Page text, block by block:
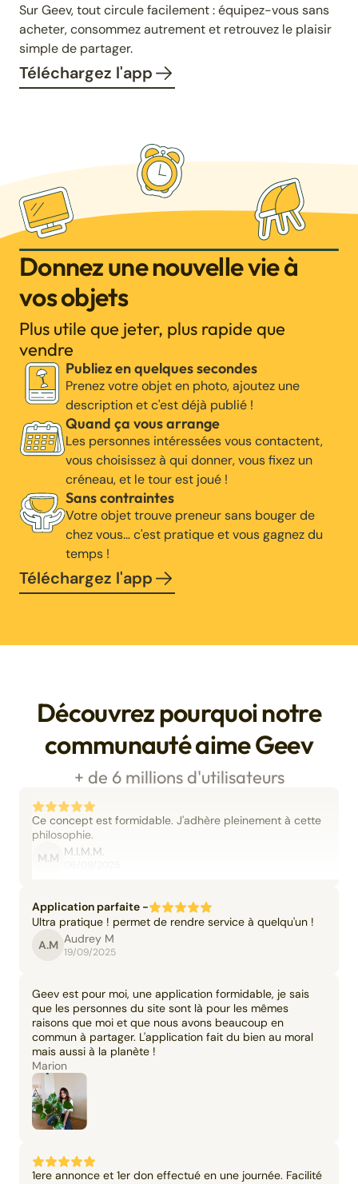
Sur Geev, tout circule facilement : équipez-vous sans
acheter, consommez autrement et retrouvez le plaisir
simple de partager.
Téléchargez l'app
Donnez une nouvelle vie à
vos objets
Plus utile que jeter, plus rapide que
vendre
Publiez en quelques secondes
Prenez votre objet en photo, ajoutez une
description et c'est déjà publié !
Quand ça vous arrange
Les personnes intéressées vous contactent,
vous choisissez à qui donner, vous fixez un
créneau, et le tour est joué !
Sans contraintes
Votre objet trouve preneur sans bouger de
chez vous… c'est pratique et vous gagnez du
temps !
Téléchargez l'app
Découvrez pourquoi notre
communauté aime Geev
+ de 6 millions d'utilisateurs
Ce concept est formidable. J'adhère pleinement à cette
philosophie.
M.M M.I.M.M.
Application parfaite -
Ultra pratique ! permet de rendre service à quelqu'un !
A.M Audrey M
19/09/2025
Geev est pour moi, une application formidable, je sais
que les personnes du site sont là pour les mêmes
raisons que moi et que nous avons beaucoup en
commun à partager. L'application fait du bien au moral
mais aussi à la planète !
Marion
1ere annonce et 1er don effectué en une journée. Facilité